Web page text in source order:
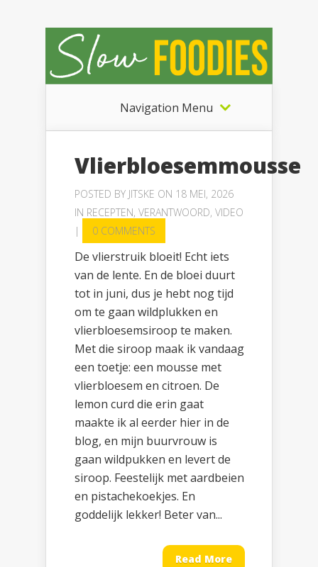
Navigation Menu
Vlierbloesemmousse
POSTED BY JITSKE ON 18 MEI, 2026
IN RECEPTEN, VERANTWOORD, VIDEO
|
0 COMMENTS
De vlierstruik bloeit! Echt iets
van de lente. En de bloei duurt
tot in juni, dus je hebt nog tijd
om te gaan wildplukken en
vlierbloesemsiroop te maken.
Met die siroop maak ik vandaag
een toetje: een mousse met
vlierbloesem en citroen. De
lemon curd die erin gaat
maakte ik al eerder hier in de
blog, en mijn buurvrouw is
gaan wildpukken en levert de
siroop. Feestelijk met aardbeien
en pistachekoekjes. En
goddelijk lekker! Beter van...
Read More